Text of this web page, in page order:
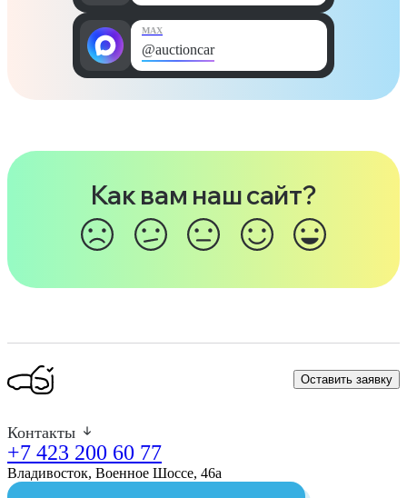
MAX
@auctioncar
Как вам наш сайт?
Оставить заявку
Контакты
+7 423 200 60 77
Владивосток, Военное Шоссе, 46а​